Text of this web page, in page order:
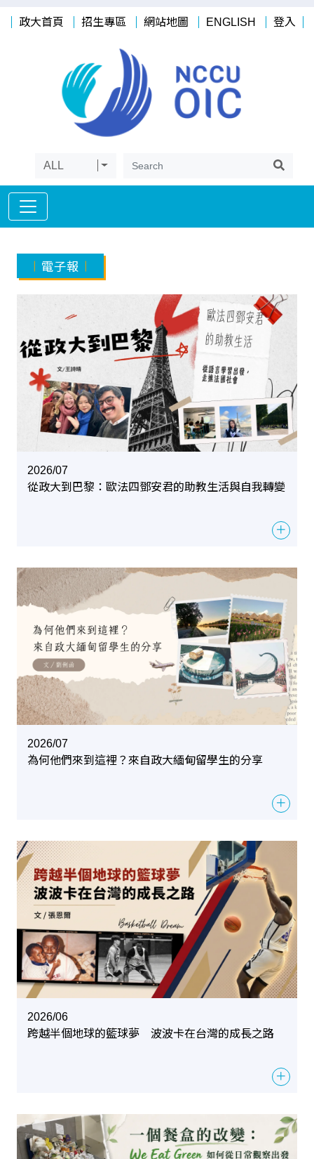
政大首頁 招生專區 網站地圖 ENGLISH 登入
ALL
電子報
2026/07
從政大到巴黎：歐法四鄧安君的助教生活與自我轉變
＋
2026/07
為何他們來到這裡？來自政大緬甸留學生的分享
＋
2026/06
跨越半個地球的籃球夢 波波卡在台灣的成長之路
＋